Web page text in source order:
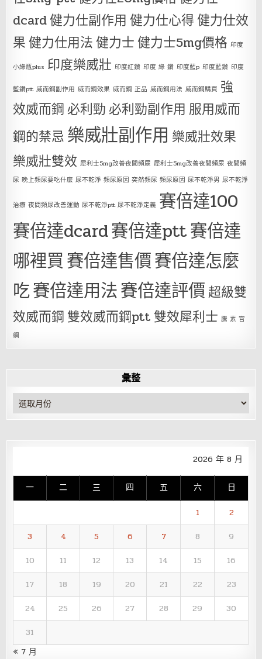
dcard健力仕副作用 健力仕心得健力仕效
果健力仕用法健力士健力士5mg價格 印度
小綠瓶plus 印度樂威壯 印度紅鑽 印度 綠 鑽 印度藍p 印度藍鑽 印度
藍鑽ptt 威而鋼副作用 威而鋼效果 威而鋼 正品 威而鋼用法 威而鋼購買 強
效威而鋼 必利勁 必利勁副作用 服用威而
鋼的禁忌 樂威壯副作用 樂威壯效果
樂威壯雙效 犀利士5mg改善夜間頻尿 犀利士5mg改善夜間頻尿 夜間頻
尿 晚上頻尿要吃什麼 尿不乾淨 頻尿原因 突然頻尿 頻尿原因 尿不乾淨男 尿不乾淨
治療 夜間頻尿改善運動 尿不乾淨ptt 尿不乾淨定義 賽倍達100
賽倍達dcard賽倍達ptt賽倍達
哪裡買賽倍達售價賽倍達怎麼
吃賽倍達用法賽倍達評價超級雙
效威而鋼 雙效威而鋼ptt 雙效犀利士 騰 素 官
網
彙整
彙
整
2026 年 8 月
一 二 三 四 五 六 日
1
2
3
4 5 6 7 8
9
10
11 12 13 14 15
16
17
18 19 20 21 22
23
24
25 26 27 28 29
30
31
« 7 月